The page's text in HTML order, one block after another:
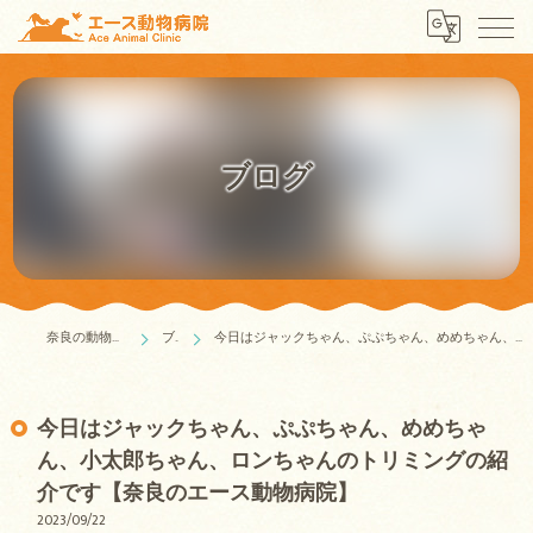
ブログ
奈良の動物病院はエース動物病院 ブログ 今日はジャックちゃん、ぷぷちゃん、めめちゃん、小太郎ちゃん、ロンちゃんのトリミングの紹介です【奈良のエース動物病院】
今日はジャックちゃん、ぷぷちゃん、めめちゃ
ん、小太郎ちゃん、ロンちゃんのトリミングの紹
介です【奈良のエース動物病院】
2023/09/22